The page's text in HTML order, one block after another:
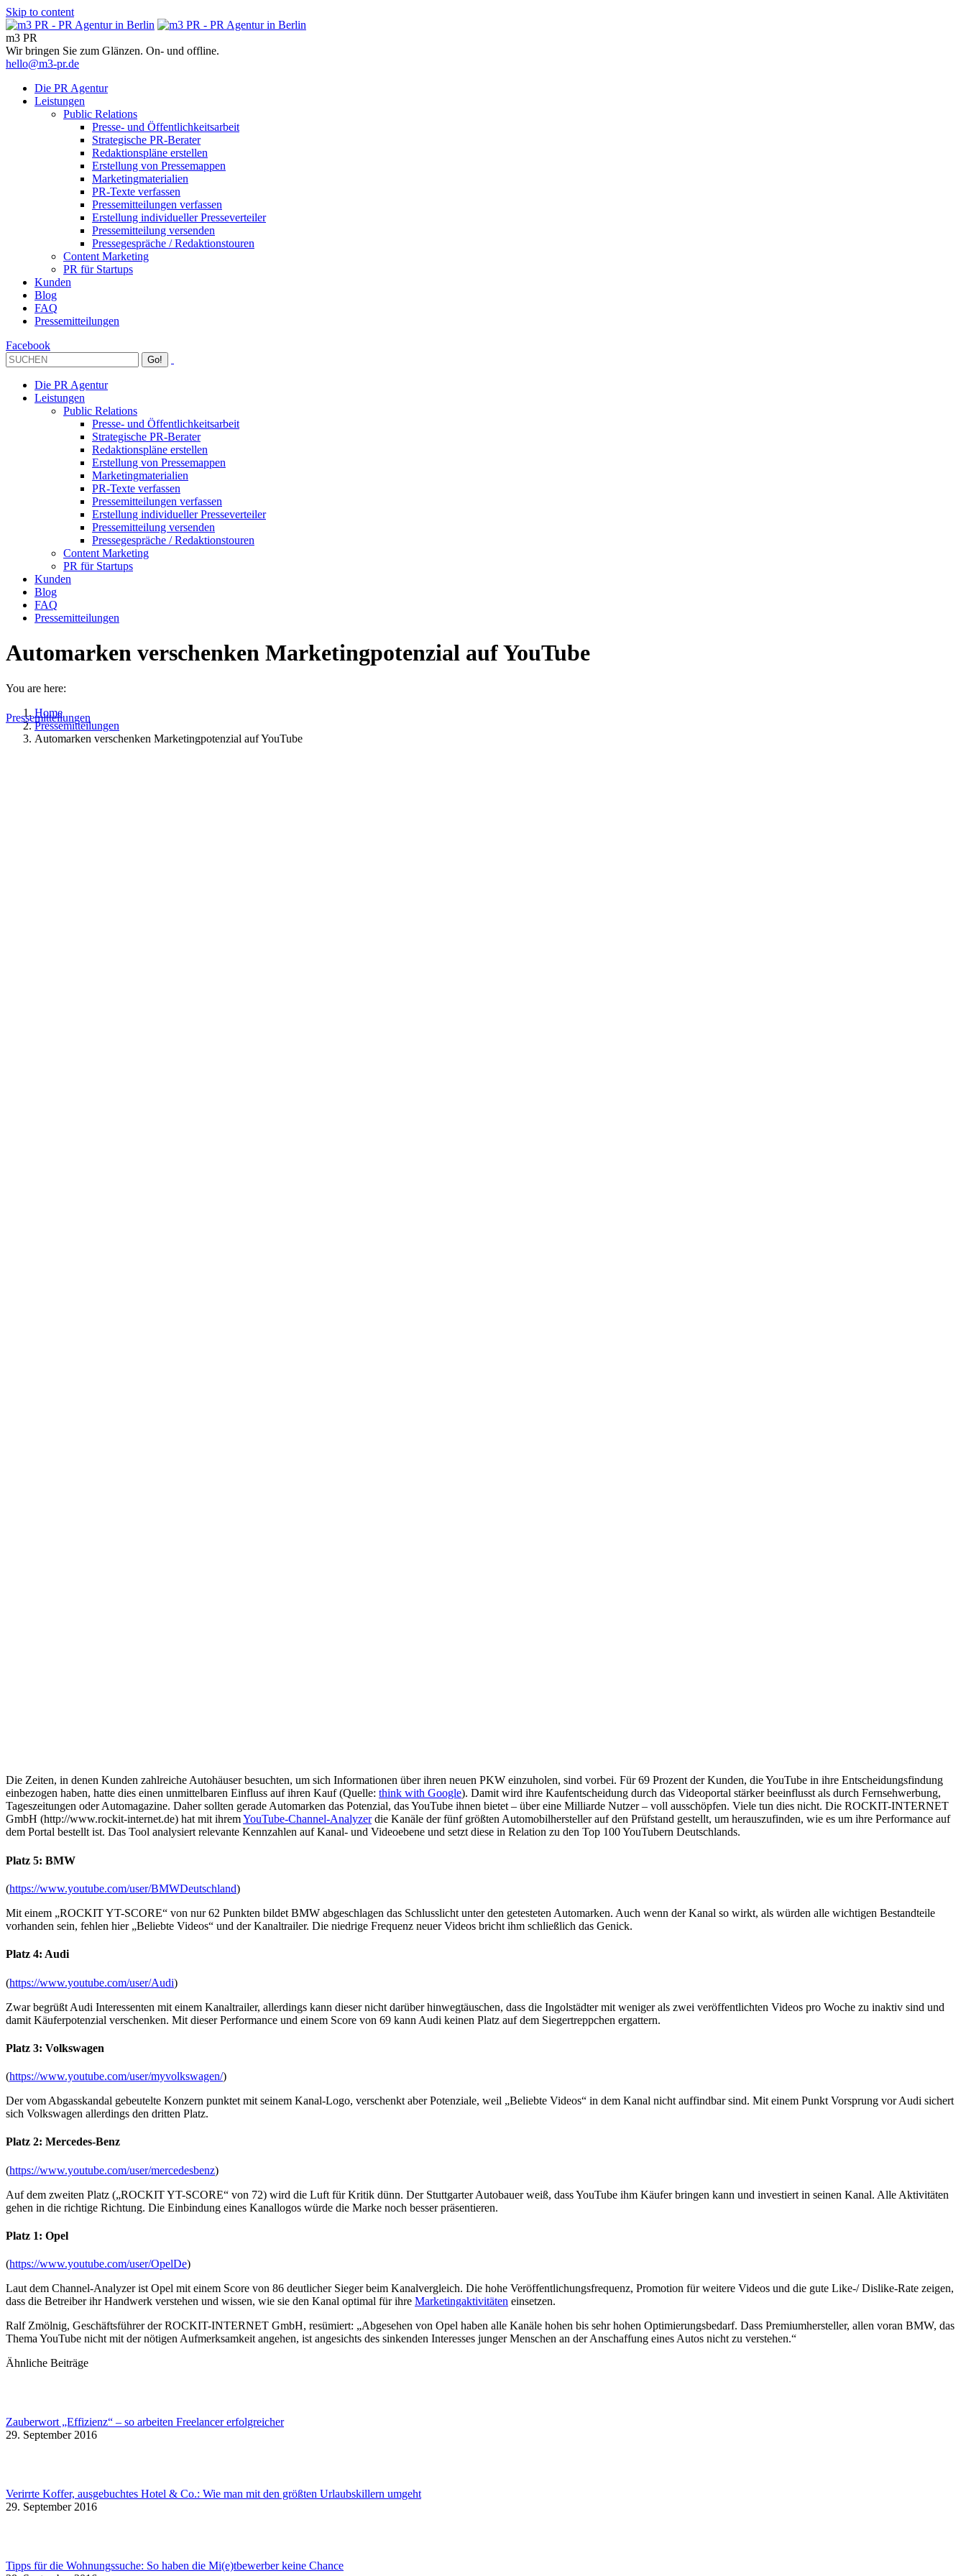
Skip to content
m3 PR
Wir bringen Sie zum Glänzen. On- und offline.
hello@m3-pr.de
Die PR Agentur
Leistungen
Public Relations
Presse- und Öffentlichkeitsarbeit
Strategische PR-Berater
Redaktionspläne erstellen
Erstellung von Pressemappen
Marketingmaterialien
PR-Texte verfassen
Pressemitteilungen verfassen
Erstellung individueller Presseverteiler
Pressemitteilung versenden
Pressegespräche / Redaktionstouren
Content Marketing
PR für Startups
Kunden
Blog
FAQ
Pressemitteilungen
Facebook
Die PR Agentur
Leistungen
Public Relations
Presse- und Öffentlichkeitsarbeit
Strategische PR-Berater
Redaktionspläne erstellen
Erstellung von Pressemappen
Marketingmaterialien
PR-Texte verfassen
Pressemitteilungen verfassen
Erstellung individueller Presseverteiler
Pressemitteilung versenden
Pressegespräche / Redaktionstouren
Content Marketing
PR für Startups
Kunden
Blog
FAQ
Pressemitteilungen
Automarken verschenken Marketingpotenzial auf YouTube
You are here:
Home
Pressemitteilungen
Automarken verschenken Marketingpotenzial auf YouTube
Pressemitteilungen
Die Zeiten, in denen Kunden zahlreiche Autohäuser besuchten, um sich Informationen über ihren neuen PKW einzuholen, sind vorbei. Für 69 Prozent der Kunden, die YouTube in ihre Entscheidungsfindung
einbezogen haben, hatte dies einen unmittelbaren Einfluss auf ihren Kauf (Quelle: think with Google). Damit wird ihre Kaufentscheidung durch das Videoportal stärker beeinflusst als durch Fernsehwerbung,
Tageszeitungen oder Automagazine. Daher sollten gerade Automarken das Potenzial, das YouTube ihnen bietet – über eine Milliarde Nutzer – voll ausschöpfen. Viele tun dies nicht. Die ROCKIT-INTERNET
GmbH (http://www.rockit-internet.de) hat mit ihremYouTube-Channel-Analyzerdie Kanäle der fünf größten Automobilhersteller auf den Prüfstand gestellt, um herauszufinden, wie es um ihre Performance auf
dem Portal bestellt ist. Das Tool analysiert relevante Kennzahlen auf Kanal- und Videoebene und setzt diese in Relation zu den Top 100 YouTubern Deutschlands.
Platz 5: BMW
(https://www.youtube.com/user/BMWDeutschland)
Mit einem „ROCKIT YT-SCORE“ von nur 62 Punkten bildet BMW abgeschlagen das Schlusslicht unter den getesteten Automarken. Auch wenn der Kanal so wirkt, als würden alle wichtigen Bestandteile
vorhanden sein, fehlen hier „Beliebte Videos“ und der Kanaltrailer. Die niedrige Frequenz neuer Videos bricht ihm schließlich das Genick.
Platz 4: Audi
(https://www.youtube.com/user/Audi)
Zwar begrüßt Audi Interessenten mit einem Kanaltrailer, allerdings kann dieser nicht darüber hinwegtäuschen, dass die Ingolstädter mit weniger als zwei veröffentlichten Videos pro Woche zu inaktiv sind und
damit Käuferpotenzial verschenken. Mit dieser Performance und einem Score von 69 kann Audi keinen Platz auf dem Siegertreppchen ergattern.
Platz 3: Volkswagen
(https://www.youtube.com/user/myvolkswagen/)
Der vom Abgasskandal gebeutelte Konzern punktet mit seinem Kanal-Logo, verschenkt aber Potenziale, weil „Beliebte Videos“ in dem Kanal nicht auffindbar sind. Mit einem Punkt Vorsprung vor Audi sichert
sich Volkswagen allerdings den dritten Platz.
Platz 2: Mercedes-Benz
(https://www.youtube.com/user/mercedesbenz)
Auf dem zweiten Platz („ROCKIT YT-SCORE“ von 72) wird die Luft für Kritik dünn. Der Stuttgarter Autobauer weiß, dass YouTube ihm Käufer bringen kann und investiert in seinen Kanal. Alle Aktivitäten
gehen in die richtige Richtung. Die Einbindung eines Kanallogos würde die Marke noch besser präsentieren.
Platz 1: Opel
(https://www.youtube.com/user/OpelDe)
Laut dem Channel-Analyzer ist Opel mit einem Score von 86 deutlicher Sieger beim Kanalvergleich. Die hohe Veröffentlichungsfrequenz, Promotion für weitere Videos und die gute Like-/ Dislike-Rate zeigen,
dass die Betreiber ihr Handwerk verstehen und wissen, wie sie den Kanal optimal für ihre Marketingaktivitäten einsetzen.
Ralf Zmölnig, Geschäftsführer der ROCKIT-INTERNET GmbH, resümiert: „Abgesehen von Opel haben alle Kanäle hohen bis sehr hohen Optimierungsbedarf. Dass Premiumhersteller, allen voran BMW, das
Thema YouTube nicht mit der nötigen Aufmerksamkeit angehen, ist angesichts des sinkenden Interesses junger Menschen an der Anschaffung eines Autos nicht zu verstehen.“
Ähnliche Beiträge
Zauberwort „Effizienz“ – so arbeiten Freelancer erfolgreicher
29. September 2016
Verirrte Koffer, ausgebuchtes Hotel & Co.: Wie man mit den größten Urlaubskillern umgeht
29. September 2016
Tipps für die Wohnungssuche: So haben die Mi(e)tbewerber keine Chance